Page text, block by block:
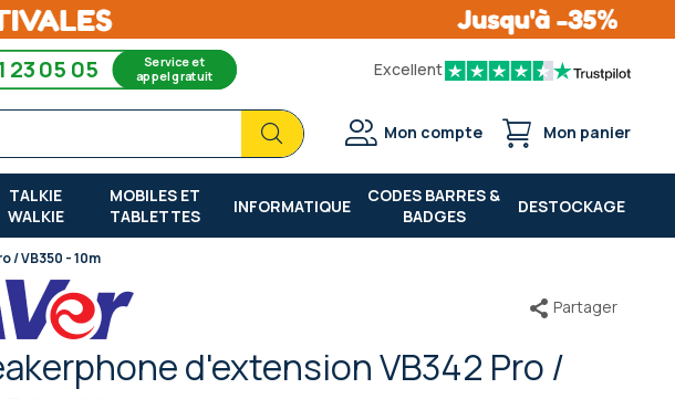
23 05 05 Service et
appel gratuit Excellent
Chercher
Chercher
Mon compte Mon panier
TALKIE
WALKIE
MOBILES ET
TABLETTES
INFORMATIQUE
CODES BARRES &
BADGES
DESTOCKAGE
/ VB350 - 10m
d'extension VB342 Pro /
Partager